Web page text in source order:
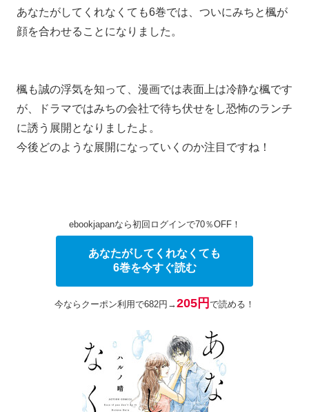
あなたがしてくれなくても6巻では、ついにみちと楓が
顔を合わせることになりました。
楓も誠の浮気を知って、漫画では表面上は冷静な楓です
が、ドラマではみちの会社で待ち伏せをし恐怖のランチ
に誘う展開となりましたよ。
今後どのような展開になっていくのか注目ですね！
ebookjapanなら初回ログインで70％OFF！
あなたがしてくれなくても
6巻を今すぐ読む
今ならクーポン利用で682円→205円 で読める！